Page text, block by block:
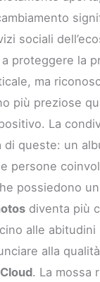
sociali
proteggere la
ma
più preziose
La
di queste: un
persone
possiedono
diventa più
alle abitudini
alla
. La mossa